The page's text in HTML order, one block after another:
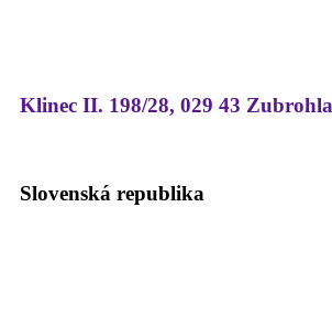
Klinec II. 198/28, 029 43
Slovenská republika